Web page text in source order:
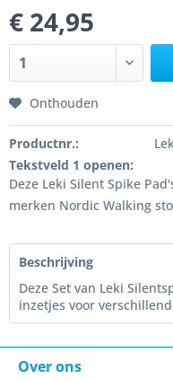
€ 24,95
Onthouden
Productnr.:
Tekstveld 1 openen:
Deze Leki Silent Spike
merken Nordic Walking
Beschrijving
Deze Set van Leki
inzetjes voor
Over ons